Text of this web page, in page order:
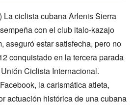
La ciclista cubana Arlenis Sierra
con el club italo-kazajo
aseguró estar satisfecha, pero no
conquistado en la tercera parada
Ciclista Internacional.
la carismática atleta,
actuación histórica de una cubana